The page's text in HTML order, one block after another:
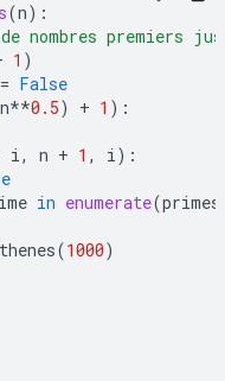
(n):
nombres premiers
1 )
= False
n**0.5) + 1 ):
i, n + 1 , i):
in enumerate(primes
(1000)